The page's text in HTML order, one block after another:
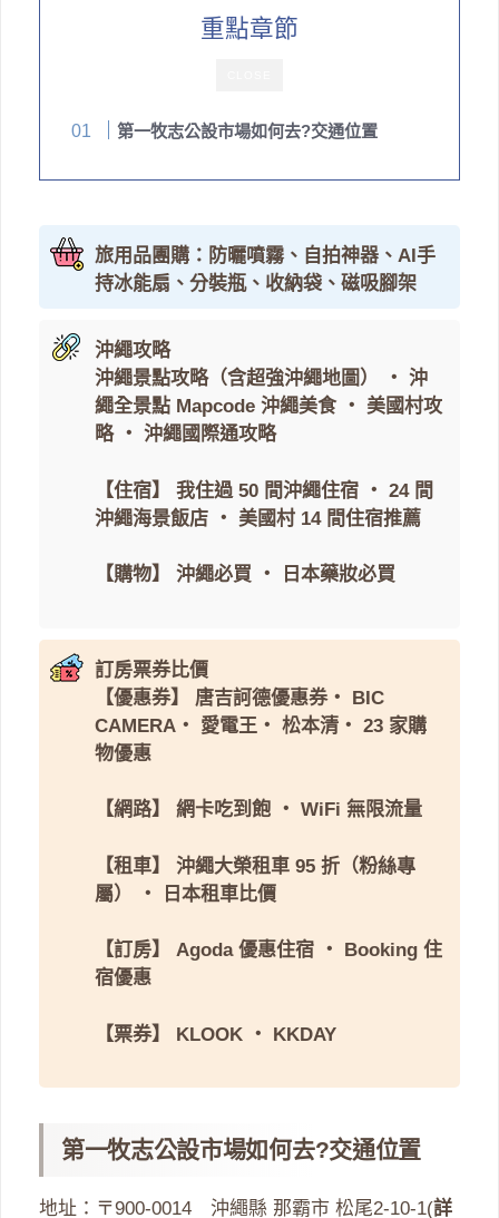
重點章節
第一牧志公設市場如何去?交通位置
旅用品團購：防曬噴霧、自拍神器、AI手
持冰能扇、分裝瓶、收納袋、磁吸腳架
沖繩攻略
沖繩景點攻略（含超強沖繩地圖）
・ 沖
繩全景點 Mapcode 沖繩美食・ 美國村攻
略・ 沖繩國際通攻略
【住宿】 我住過 50 間沖繩住宿 ・ 24 間
沖繩海景飯店 ・ 美國村 14 間住宿推薦
【購物】 沖繩必買 ・ 日本藥妝必買
訂房票券比價
【優惠券】
唐吉訶德優惠券・
BIC
CAMERA ・ 愛電王 ・ 松本清 ・ 23 家購
物優惠
【網路】 網卡吃到飽 ・ WiFi 無限流量
【租車】
沖繩大榮租車 95 折（粉絲專
屬）
・ 日本租車比價
【訂房】 Agoda 優惠住宿 ・
Booking 住
宿優惠
【票券】 KLOOK ・ KKDAY
第一牧志公設市場如何去?交通位置
地址：〒900-0014 沖繩縣 那霸市 松尾2-10-1(詳